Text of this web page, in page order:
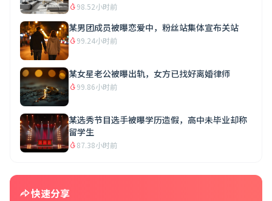
98.52小时前
某男团成员被曝恋爱中，粉丝站集体宣布关站
99.24小时前
某女星老公被曝出轨，女方已找好离婚律师
99.86小时前
某选秀节目选手被曝学历造假，高中未毕业却称
留学生
87.38小时前
快速分享